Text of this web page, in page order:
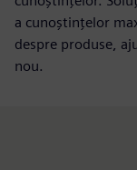
a cunoștințelor
despre produse,
nou.